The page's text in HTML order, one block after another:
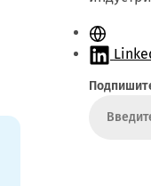
С
а
т